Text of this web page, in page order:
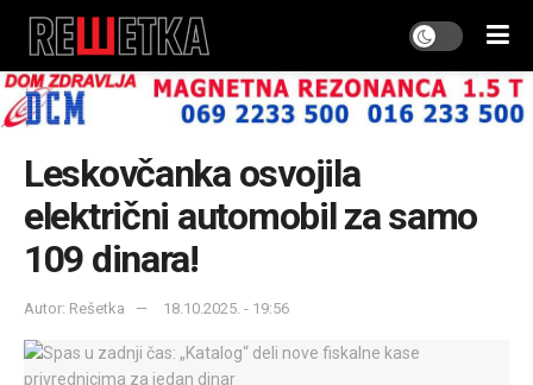
Leskovčanka osvojila
električni automobil za samo
109 dinara!
Autor: Rešetka 18.10.2025. - 19:56